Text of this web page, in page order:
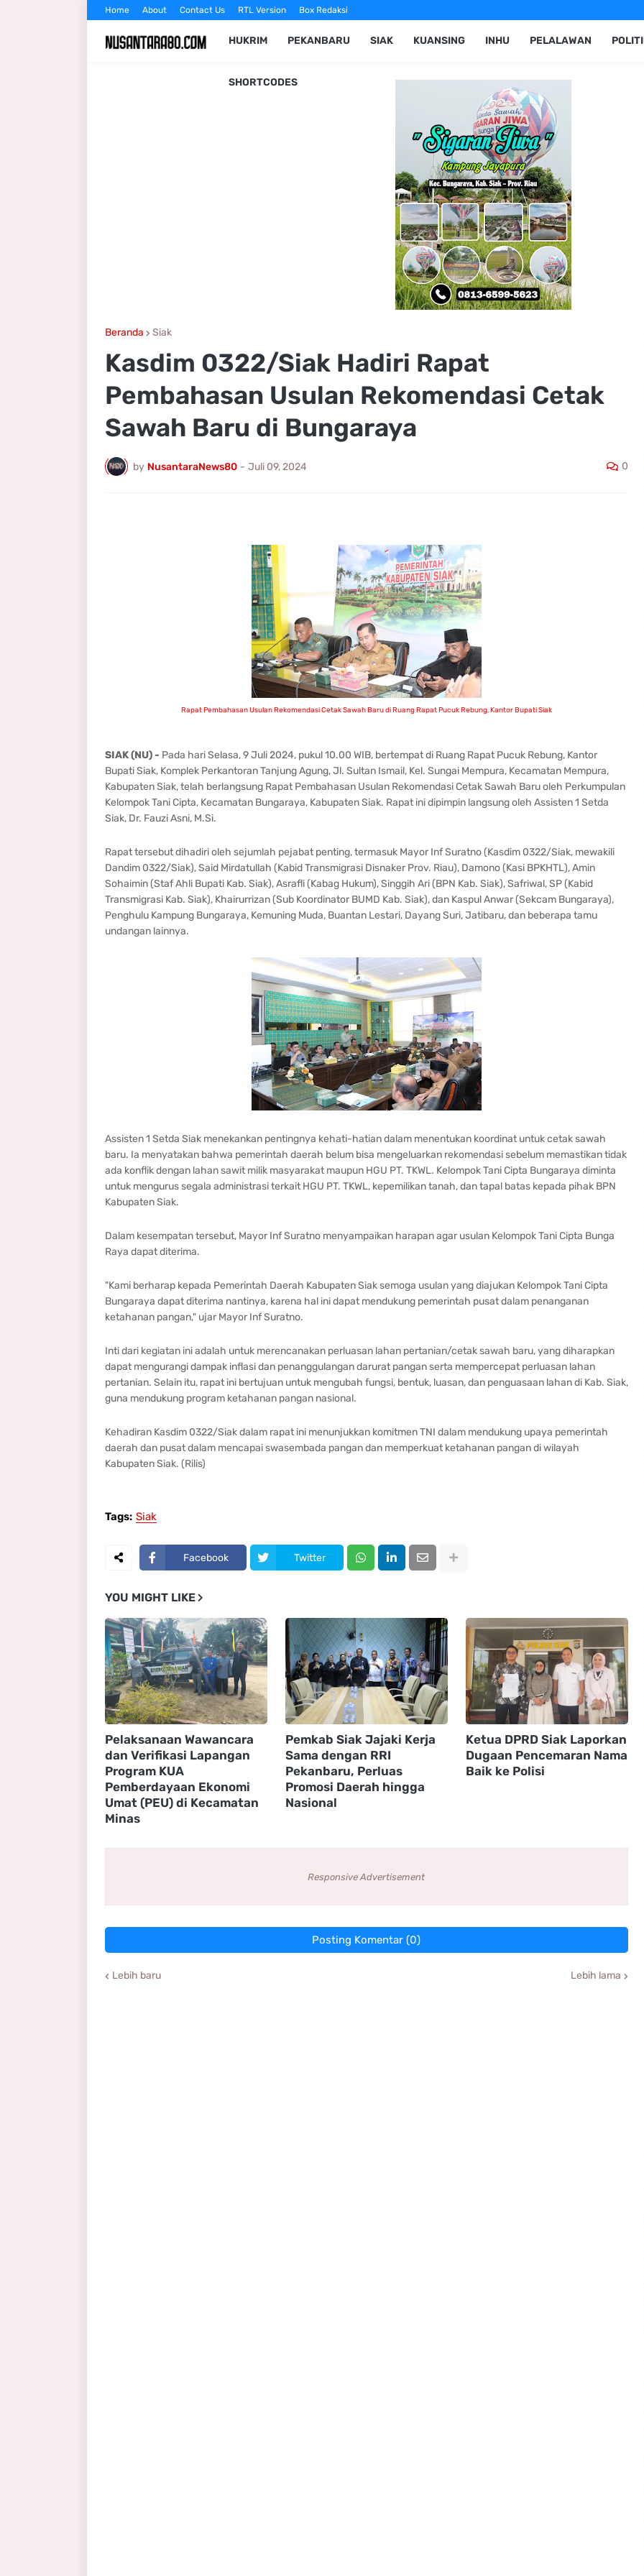
Home About Contact Us RTL Version Box Redaksi
HUKRIM PEKANBARU SIAK KUANSING INHU PELALAWAN
SHORTCODES
Beranda Siak
Kasdim 0322/Siak Hadiri Rapat
Pembahasan Usulan Rekomendasi Cetak
Sawah Baru di Bungaraya
by NusantaraNews80 - Juli 09, 2024 0
Rapat Pembahasan Usulan Rekomendasi Cetak Sawah Baru di Ruang Rapat Pucuk Rebung, Kantor Bupati Siak
SIAK (NU) - Pada hari Selasa, 9 Juli 2024, pukul 10.00 WIB, bertempat di Ruang Rapat Pucuk Rebung, Kantor
Bupati Siak, Komplek Perkantoran Tanjung Agung, Jl. Sultan Ismail, Kel. Sungai Mempura, Kecamatan Mempura,
Kabupaten Siak, telah berlangsung Rapat Pembahasan Usulan Rekomendasi Cetak Sawah Baru oleh Perkumpulan
Kelompok Tani Cipta, Kecamatan Bungaraya, Kabupaten Siak. Rapat ini dipimpin langsung oleh Assisten 1 Setda
Siak, Dr. Fauzi Asni, M.Si.
Rapat tersebut dihadiri oleh sejumlah pejabat penting, termasuk Mayor Inf Suratno (Kasdim 0322/Siak, mewakili
Dandim 0322/Siak), Said Mirdatullah (Kabid Transmigrasi Disnaker Prov. Riau), Damono (Kasi BPKHTL), Amin
Sohaimin (Staf Ahli Bupati Kab. Siak), Asrafli (Kabag Hukum), Singgih Ari (BPN Kab. Siak), Safriwal, SP (Kabid
Transmigrasi Kab. Siak), Khairurrizan (Sub Koordinator BUMD Kab. Siak), dan Kaspul Anwar (Sekcam Bungaraya),
Penghulu Kampung Bungaraya, Kemuning Muda, Buantan Lestari, Dayang Suri, Jatibaru, dan beberapa tamu
undangan lainnya.
Assisten 1 Setda Siak menekankan pentingnya kehati-hatian dalam menentukan koordinat untuk cetak sawah
baru. Ia menyatakan bahwa pemerintah daerah belum bisa mengeluarkan rekomendasi sebelum memastikan tidak
ada konflik dengan lahan sawit milik masyarakat maupun HGU PT. TKWL. Kelompok Tani Cipta Bungaraya diminta
untuk mengurus segala administrasi terkait HGU PT. TKWL, kepemilikan tanah, dan tapal batas kepada pihak BPN
Kabupaten Siak.
Dalam kesempatan tersebut, Mayor Inf Suratno menyampaikan harapan agar usulan Kelompok Tani Cipta Bunga
Raya dapat diterima.
"Kami berharap kepada Pemerintah Daerah Kabupaten Siak semoga usulan yang diajukan Kelompok Tani Cipta
Bungaraya dapat diterima nantinya, karena hal ini dapat mendukung pemerintah pusat dalam penanganan
ketahanan pangan," ujar Mayor Inf Suratno.
Inti dari kegiatan ini adalah untuk merencanakan perluasan lahan pertanian/cetak sawah baru, yang diharapkan
dapat mengurangi dampak inflasi dan penanggulangan darurat pangan serta mempercepat perluasan lahan
pertanian. Selain itu, rapat ini bertujuan untuk mengubah fungsi, bentuk, luasan, dan penguasaan lahan di Kab. Siak,
guna mendukung program ketahanan pangan nasional.
Kehadiran Kasdim 0322/Siak dalam rapat ini menunjukkan komitmen TNI dalam mendukung upaya pemerintah
daerah dan pusat dalam mencapai swasembada pangan dan memperkuat ketahanan pangan di wilayah
Kabupaten Siak. (Rilis)
Tags: Siak
Facebook Twitter
YOU MIGHT LIKE
Pelaksanaan Wawancara
dan Verifikasi Lapangan
Program KUA
Pemberdayaan Ekonomi
Umat (PEU) di Kecamatan
Minas ‎
Pemkab Siak Jajaki Kerja
Sama dengan RRI
Pekanbaru, Perluas
Promosi Daerah hingga
Nasional
Ketua DPRD Siak Laporkan
Dugaan Pencemaran Nama
Baik ke Polisi
Responsive Advertisement
Posting Komentar (0)
Lebih baru Lebih lama